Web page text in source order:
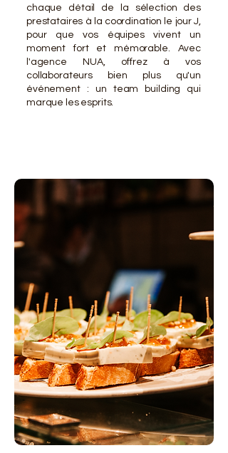
chaque détail de la sélection des
prestataires à la coordination le jour J,
pour que vos équipes vivent un
moment fort et mémorable. Avec
l'agence NUA, offrez à vos
collaborateurs bien plus qu'un
événement : un team building qui
marque les esprits.